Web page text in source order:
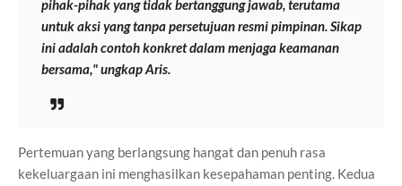
pihak-pihak yang tidak bertanggung jawab, terutama
untuk aksi yang tanpa persetujuan resmi pimpinan. Sikap
ini adalah contoh konkret dalam menjaga keamanan
bersama," ungkap Aris.
Pertemuan yang berlangsung hangat dan penuh rasa
kekeluargaan ini menghasilkan kesepahaman penting. Kedua